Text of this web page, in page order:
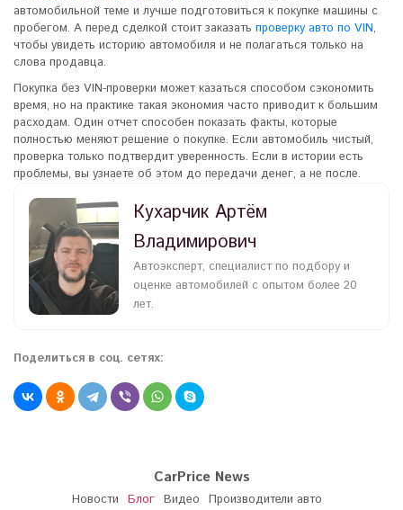
CarPrice News
Новости Блог Видео Производители авто
автомобильной теме и лучше подготовиться к покупке машины с
пробегом. А перед сделкой стоит заказать проверку авто по VIN,
чтобы увидеть историю автомобиля и не полагаться только на
слова продавца.
Покупка без VIN-проверки может казаться способом сэкономить
время, но на практике такая экономия часто приводит к большим
расходам. Один отчет способен показать факты, которые
полностью меняют решение о покупке. Если автомобиль чистый,
проверка только подтвердит уверенность. Если в истории есть
проблемы, вы узнаете об этом до передачи денег, а не после.
Кухарчик Артём
Владимирович
Автоэксперт, специалист по подбору и
оценке автомобилей с опытом более 20
лет.
Поделиться в соц. сетях: